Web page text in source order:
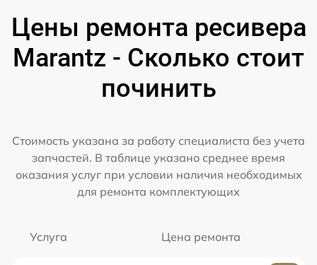
Цены ремонта ресивера
Marantz - Сколько стоит
починить
Стоимость указана за работу специалиста без учета
запчастей. В таблице указано среднее время
оказания услуг при условии наличия необходимых
для ремонта комплектующих
Услуга Цена ремонта